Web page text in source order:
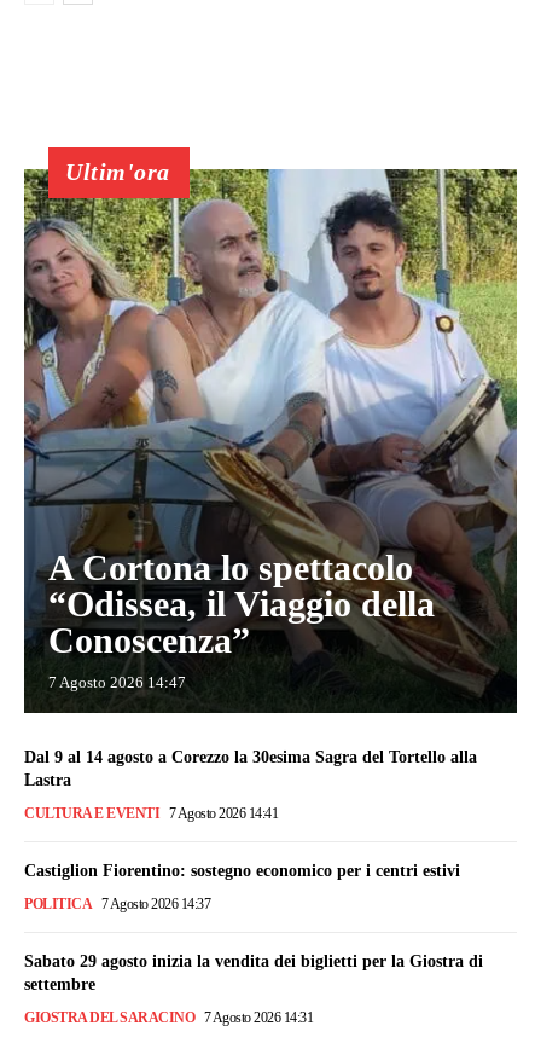
Ultim'ora
A Cortona lo spettacolo
“Odissea, il Viaggio della
Conoscenza”
7 Agosto 2026 14:47
Dal 9 al 14 agosto a Corezzo la 30esima Sagra del Tortello alla
Lastra
CULTURA E EVENTI 7 Agosto 2026 14:41
Castiglion Fiorentino: sostegno economico per i centri estivi
POLITICA 7 Agosto 2026 14:37
Sabato 29 agosto inizia la vendita dei biglietti per la Giostra di
settembre
GIOSTRA DEL SARACINO 7 Agosto 2026 14:31